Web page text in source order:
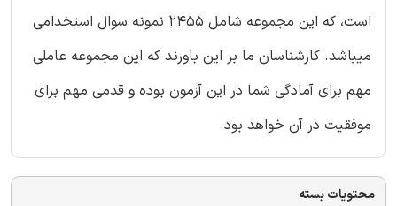
است، که این مجموعه شامل 2455 نمونه سوال استخدامی
میباشد. کارشناسان ما بر این باورند که این مجموعه عاملی
مهم برای آمادگی شما در این آزمون بوده و قدمی مهم برای
موفقیت در آن خواهد بود.
محتویات بسته